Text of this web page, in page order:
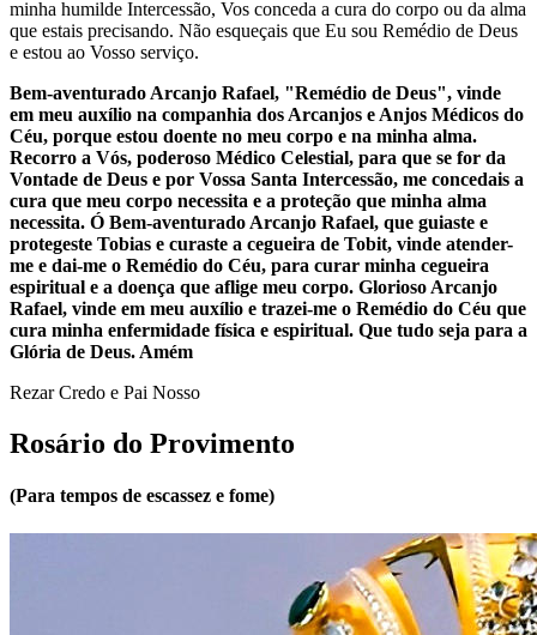
minha humilde Intercessão, Vos conceda a cura do corpo ou da alma
que estais precisando. Não esqueçais que Eu sou Remédio de Deus
e estou ao Vosso serviço.
Bem-aventurado Arcanjo Rafael, "Remédio de Deus", vinde
em meu auxílio na companhia dos Arcanjos e Anjos Médicos do
Céu, porque estou doente no meu corpo e na minha alma.
Recorro a Vós, poderoso Médico Celestial, para que se for da
Vontade de Deus e por Vossa Santa Intercessão, me concedais a
cura que meu corpo necessita e a proteção que minha alma
necessita. Ó Bem-aventurado Arcanjo Rafael, que guiaste e
protegeste Tobias e curaste a cegueira de Tobit, vinde atender-
me e dai-me o Remédio do Céu, para curar minha cegueira
espiritual e a doença que aflige meu corpo. Glorioso Arcanjo
Rafael, vinde em meu auxílio e trazei-me o Remédio do Céu que
cura minha enfermidade física e espiritual. Que tudo seja para a
Glória de Deus. Amém
Rezar Credo e Pai Nosso
Rosário do Provimento
(Para tempos de escassez e fome)